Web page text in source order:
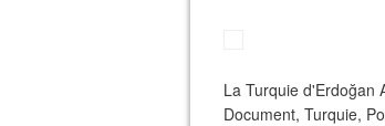
La Turquie d'Erdoğan
Document, Turquie,